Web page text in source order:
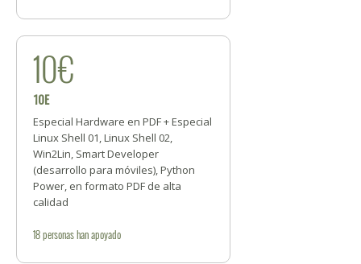
10€
10E
Especial Hardware en PDF + Especial
Linux Shell 01, Linux Shell 02,
Win2Lin, Smart Developer
(desarrollo para móviles), Python
Power, en formato PDF de alta
calidad
18personashan apoyado